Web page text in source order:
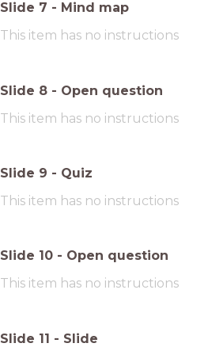
Slide 7 - Mind map
This item has no instructions
Slide 8 - Open question
This item has no instructions
Slide 9 - Quiz
This item has no instructions
Slide 10 - Open question
This item has no instructions
Slide 11 - Slide